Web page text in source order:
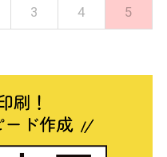
3 4 5